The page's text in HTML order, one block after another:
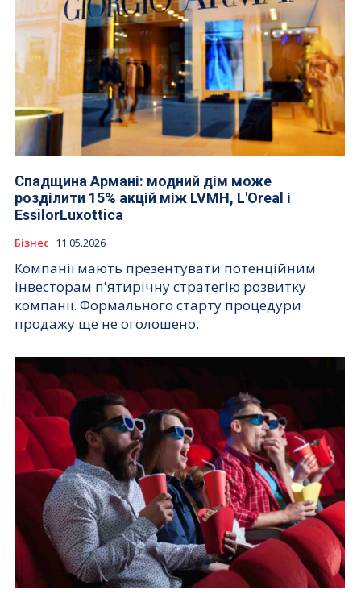
Спадщина Армані: модний дім може
розділити 15% акцій між LVMH, L'Oreal і
EssilorLuxottica
Бізнес 11.05.2026
Компанії мають презентувати потенційним
інвесторам п'ятирічну стратегію розвитку
компанії. Формального старту процедури
продажу ще не оголошено.